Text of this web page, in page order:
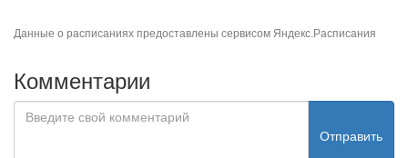
Данные о расписаниях предоставлены сервисом Яндекс.Расписания
Комментарии
Отправить